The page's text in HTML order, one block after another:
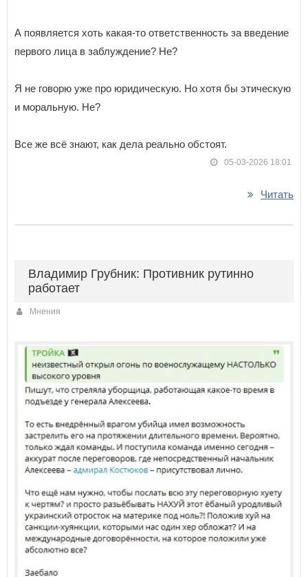
А появляется хоть какая-то ответственность за введение
первого лица в заблуждение? Не?
Я не говорю уже про юридическую. Но хотя бы этическую
и моральную. Не?
Все же всё знают, как дела реально обстоят.
05-03-2026 18:01
Читать
Владимир Грубник: Противник рутинно
работает
Мнения